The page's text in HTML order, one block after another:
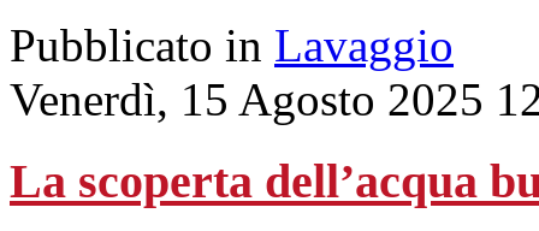
Pubblicato in Lavaggio
Venerdì, 15 Agosto 2025
La scoperta dell’acqua